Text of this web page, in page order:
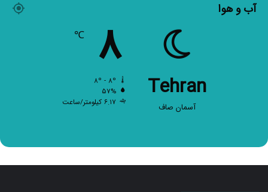
آب و هوا
Tehran
آسمان صاف
۸ ℃
۵۷%
۶.۱۷ کیلومتر/ساعت